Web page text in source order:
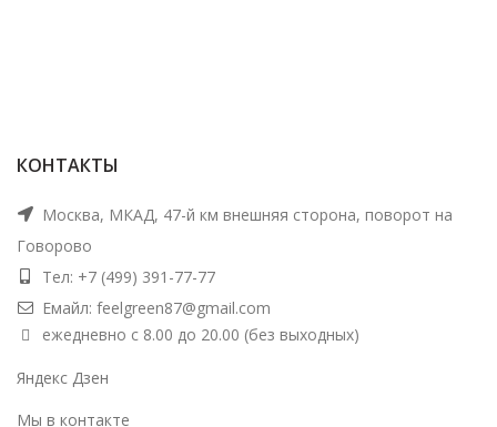
КОНТАКТЫ
Москва, МКАД, 47-й км внешняя сторона, поворот на
Говорово
Тел: +7 (499) 391-77-77
Емайл: feelgreen87@gmail.com
ежедневно с 8.00 до 20.00 (без выходных)
Яндекс Дзен
Мы в контакте